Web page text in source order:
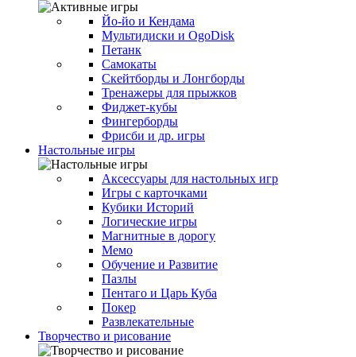
Йо-йо и Кендама
Мультидиски и OgoDisk
Петанк
Самокаты
Скейтборды и Лонгборды
Тренажеры для прыжков
Фиджет-кубы
Фингерборды
Фрисби и др. игры
Настольные игры
Аксессуары для настольных игр
Игры с карточками
Кубики Историй
Логические игры
Магнитные в дорогу
Мемо
Обучение и Развитие
Пазлы
Пентаго и Царь Куба
Покер
Развлекательные
Творчество и рисование